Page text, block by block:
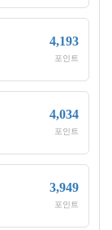
4,193
포인트
4,034
포인트
3,949
포인트